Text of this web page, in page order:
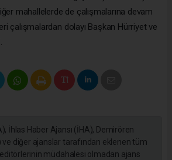
mahallelerde de çalışmalarına devam
çalışmalardan dolayı Başkan Hürriyet ve
İhlas Haber Ajansı (İHA), Demirören
ve diğer ajanslar tarafından eklenen tüm
müdahalesi olmadan ajans